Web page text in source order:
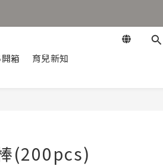
箱 育兒新知
(200pcs)